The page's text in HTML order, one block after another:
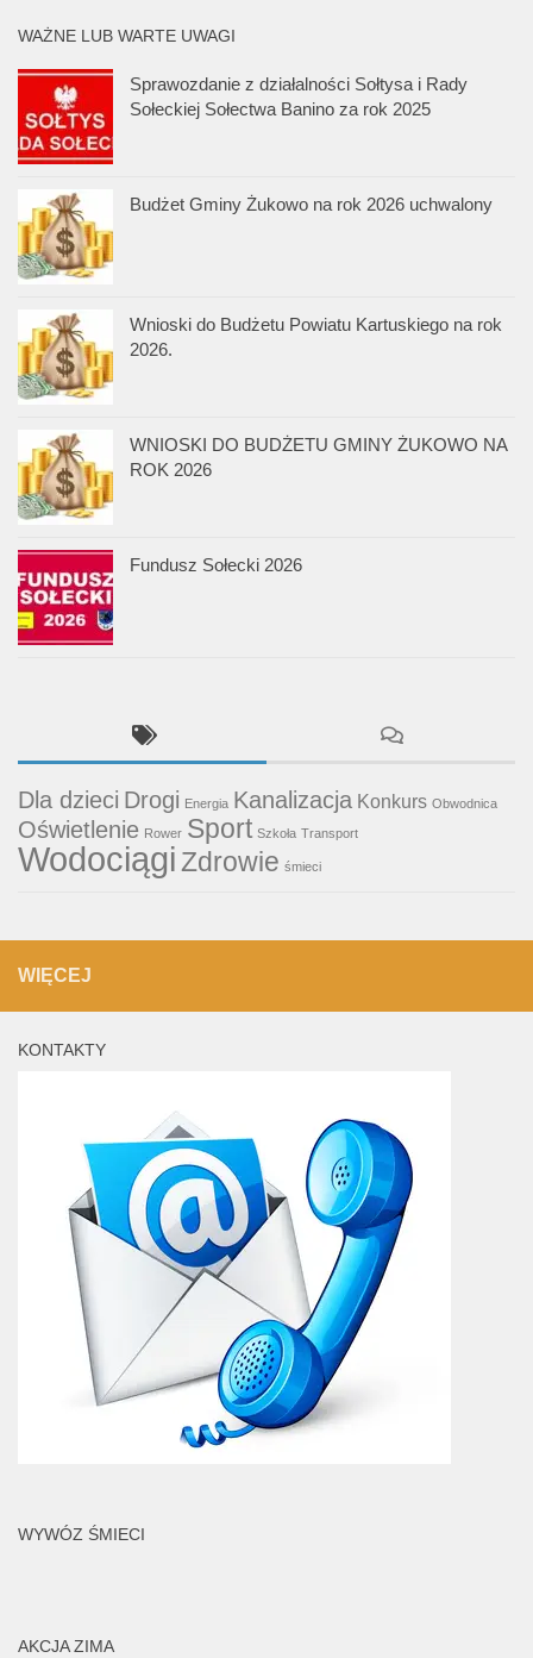
WAŻNE LUB WARTE UWAGI
Sprawozdanie z działalności Sołtysa i Rady
Sołeckiej Sołectwa Banino za rok 2025
Budżet Gminy Żukowo na rok 2026 uchwalony
Wnioski do Budżetu Powiatu Kartuskiego na rok
2026.
WNIOSKI DO BUDŻETU GMINY ŻUKOWO NA
ROK 2026
Fundusz Sołecki 2026
Dla dzieci Drogi Energia Kanalizacja Konkurs Obwodnica
Oświetlenie Rower Sport Szkoła Transport
WodociągiZdrowie śmieci
WIĘCEJ
KONTAKTY
WYWÓZ ŚMIECI
AKCJA ZIMA